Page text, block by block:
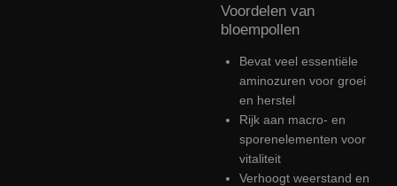
Voordelen van
bloempollen
Bevat veel essentiële
aminozuren voor groei
en herstel
Rijk aan macro- en
sporenelementen voor
vitaliteit
Verhoogt weerstand en